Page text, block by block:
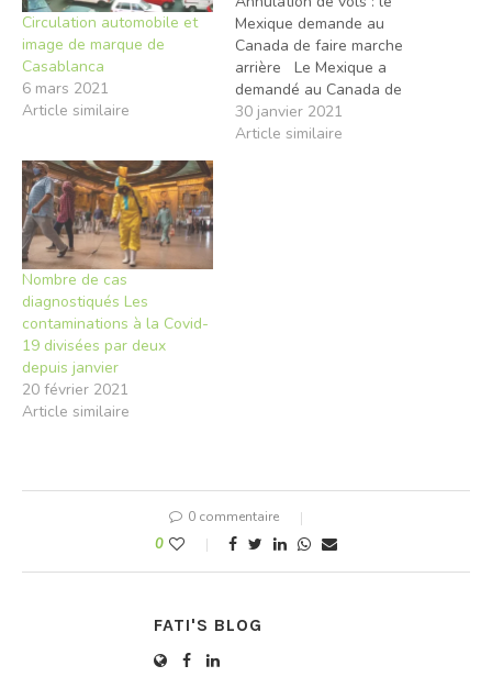
Circulation automobile et
image de marque de
Casablanca
6 mars 2021
Article similaire
Mexique demande au
Canada de faire marche
arrière Le Mexique a
demandé au Canada de
revenir sur sa décision de
suspendre les vols à
30 janvier 2021
Article similaire
Nombre de cas
diagnostiqués Les
contaminations à la Covid-
19 divisées par deux
depuis janvier
20 février 2021
Article similaire
0 commentaire
0
FATI'S BLOG